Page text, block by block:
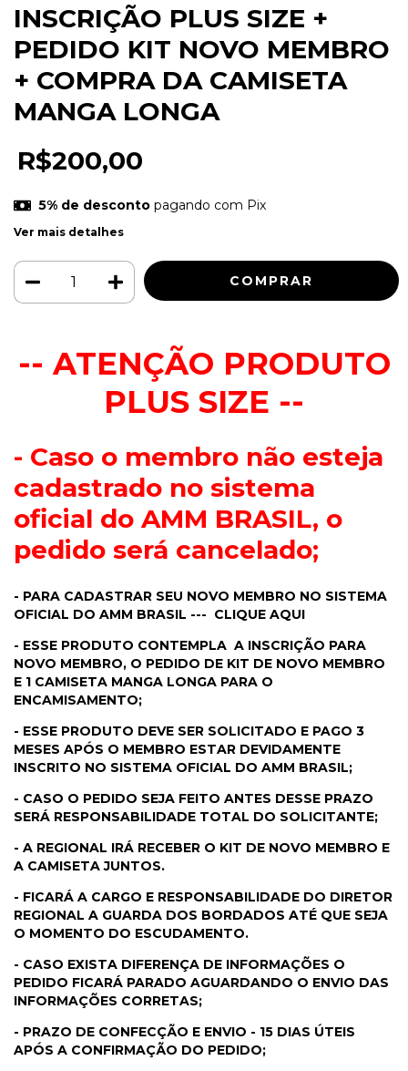
INSCRIÇÃO PLUS SIZE +
PEDIDO KIT NOVO MEMBRO
+ COMPRA DA CAMISETA
MANGA LONGA
R$200,00
5% de descontopagando com Pix
Ver mais detalhes
-- ATENÇÃO PRODUTO
PLUS SIZE --
- Caso o membro não esteja
cadastrado no sistema
oficial do AMM BRASIL, o
pedido será cancelado;
- PARA CADASTRAR SEU NOVO MEMBRO NO SISTEMA
OFICIAL DO AMM BRASIL --- CLIQUE AQUI
- ESSE PRODUTO CONTEMPLA A INSCRIÇÃO PARA
NOVO MEMBRO, O PEDIDO DE KIT DE NOVO MEMBRO
E 1 CAMISETA MANGA LONGA PARA O
ENCAMISAMENTO;
- ESSE PRODUTO DEVE SER SOLICITADO E PAGO 3
MESES APÓS O MEMBRO ESTAR DEVIDAMENTE
INSCRITO NO SISTEMA OFICIAL DO AMM BRASIL;
- CASO O PEDIDO SEJA FEITO ANTES DESSE PRAZO
SERÁ RESPONSABILIDADE TOTAL DO SOLICITANTE;
- A REGIONAL IRÁ RECEBER O KIT DE NOVO MEMBRO E
A CAMISETA JUNTOS.
- FICARÁ A CARGO E RESPONSABILIDADE DO DIRETOR
REGIONAL A GUARDA DOS BORDADOS ATÉ QUE SEJA
O MOMENTO DO ESCUDAMENTO.
- CASO EXISTA DIFERENÇA DE INFORMAÇÕES O
PEDIDO FICARÁ PARADO AGUARDANDO O ENVIO DAS
INFORMAÇÕES CORRETAS;
- PRAZO DE CONFECÇÃO E ENVIO - 15 DIAS ÚTEIS
APÓS A CONFIRMAÇÃO DO PEDIDO;